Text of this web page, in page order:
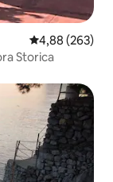
4,88 de uma
4,88 (263)
Storica